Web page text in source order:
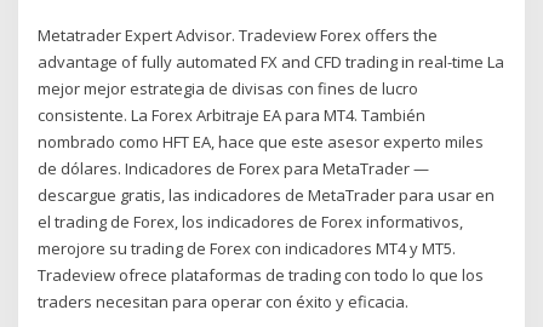
Metatrader Expert Advisor. Tradeview Forex offers the
advantage of fully automated FX and CFD trading in real-time La
mejor mejor estrategia de divisas con fines de lucro
consistente. La Forex Arbitraje EA para MT4. También
nombrado como HFT EA, hace que este asesor experto miles
de dólares. Indicadores de Forex para MetaTrader —
descargue gratis, las indicadores de MetaTrader para usar en
el trading de Forex, los indicadores de Forex informativos,
merojore su trading de Forex con indicadores MT4 y MT5.
Tradeview ofrece plataformas de trading con todo lo que los
traders necesitan para operar con éxito y eficacia.